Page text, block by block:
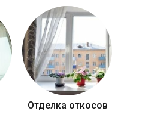
Отделка откосов